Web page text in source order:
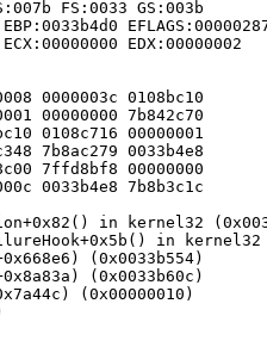
0000003c 0108bc10
00000000 7b842c70
0108c716 00000001
7b8ac279 0033b4e8
7ffd8bf8 00000000
0033b4e8 7b8b3c1c
in kernel32